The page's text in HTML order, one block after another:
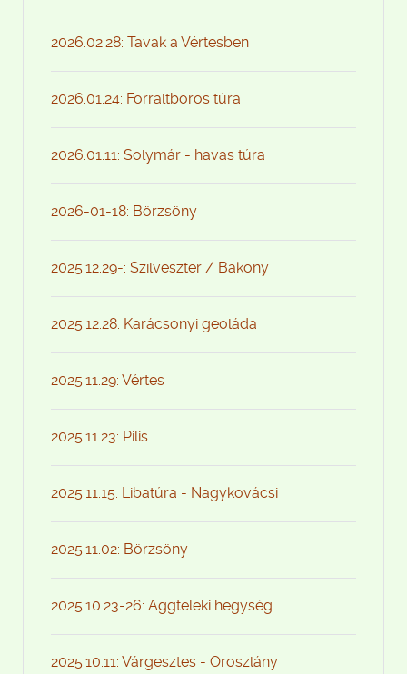
2026.02.28: Tavak a Vértesben
2026.01.24: Forraltboros túra
2026.01.11: Solymár - havas túra
2026-01-18: Börzsöny
2025.12.29-: Szilveszter / Bakony
2025.12.28: Karácsonyi geoláda
2025.11.29: Vértes
2025.11.23: Pilis
2025.11.15: Libatúra - Nagykovácsi
2025.11.02: Börzsöny
2025.10.23-26: Aggteleki hegység
2025.10.11: Várgesztes - Oroszlány